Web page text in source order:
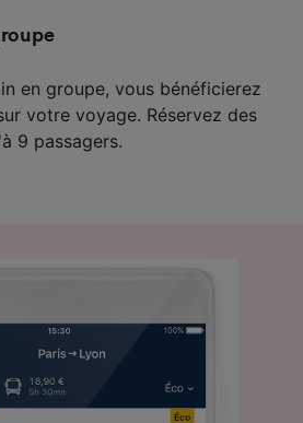
en groupe, vous bénéficierez
votre voyage. Réservez des
9 passagers.